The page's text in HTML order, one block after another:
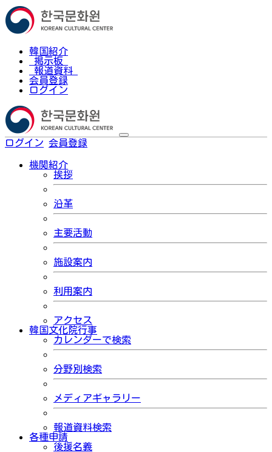
韓国紹介
掲示板
報道資料
会員登録
ログイン
ログイン 会員登録
機関紹介
挨拶
沿革
主要活動
施設案内
利用案内
アクセス
韓国文化院行事
カレンダーで検索
分野別検索
メディアギャラリー
報道資料検索
各種申請
後援名義